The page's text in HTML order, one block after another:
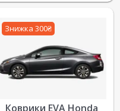
Знижка 300₴
Коврики EVA Honda